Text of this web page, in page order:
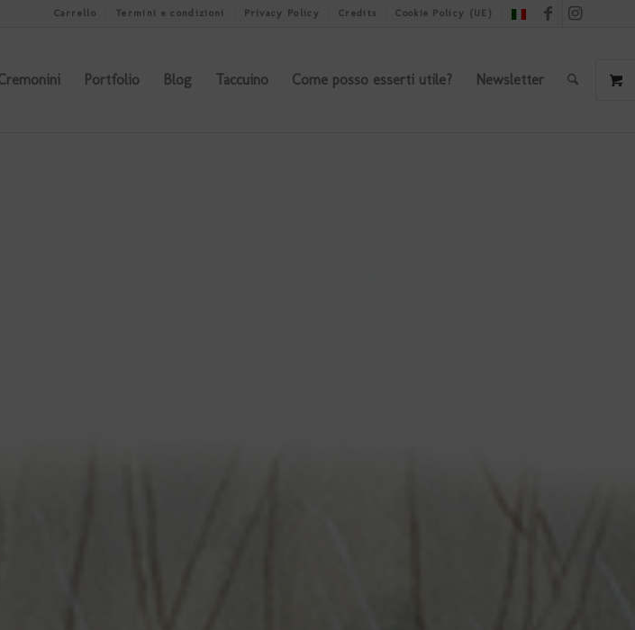
Carrello Termini e condizioni Privacy Policy Credits Cookie Policy (UE)
Portfolio Blog Taccuino Come posso esserti utile? Newsletter